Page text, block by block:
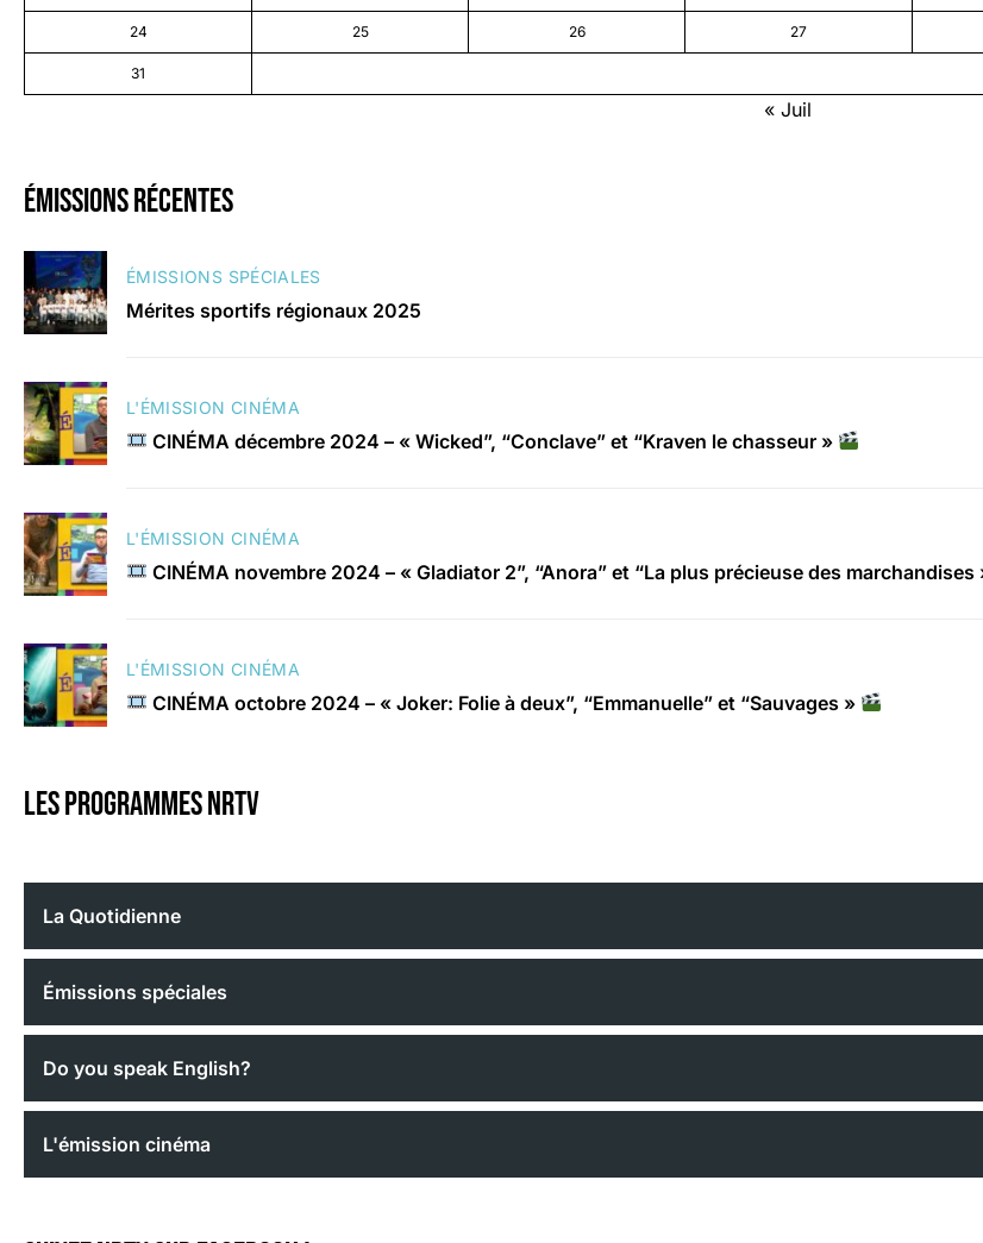
24 25 26 27
31
« Juil
émissions récentes
ÉMISSIONS SPÉCIALES
Mérites sportifs régionaux 2025
L'ÉMISSION CINÉMA
CINÉMA décembre 2024 – « Wicked”, “Conclave” et “Kraven le chasseur »
L'ÉMISSION CINÉMA
CINÉMA novembre 2024 – « Gladiator 2”, “Anora” et “La plus précieuse des marchandises
L'ÉMISSION CINÉMA
CINÉMA octobre 2024 – « Joker: Folie à deux”, “Emmanuelle” et “Sauvages »
Les programmes nrtv
La Quotidienne
Émissions spéciales
Do you speak English?
L'émission cinéma